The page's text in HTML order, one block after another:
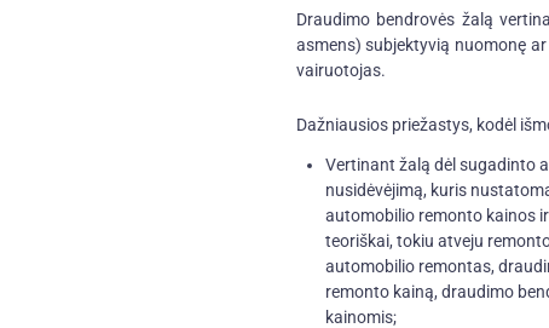
Draudimo bendrovės žalą
asmens) subjektyvią nuomonę
vairuotojas.
Dažniausios priežastys, kodėl
Vertinant žalą dėl sugadinto
nusidėvėjimą, kuris
automobilio remonto kainos
teoriškai, tokiu atveju
automobilio remontas,
remonto kainą, draudimo
kainomis;